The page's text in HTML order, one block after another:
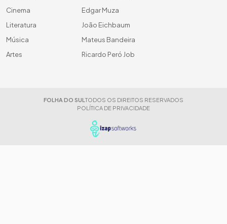
Cinema
Literatura
Música
Artes
Edgar Muza
João Eichbaum
Mateus Bandeira
Ricardo Peró Job
FOLHA DO SUL TODOS OS DIREITOS RESERVADOS
POLÍTICA DE PRIVACIDADE